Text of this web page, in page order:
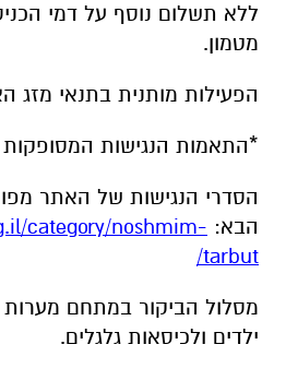
ללא תשלום נוסף על דמי
מטמון.
הפעילות מותנית בתנאי מזג
*התאמות הנגישות המסופקות
הסדרי הנגישות של האתר
הבא: category/noshmim-
tarbut/
מסלול הביקור במתחם מערות
ילדים ולכיסאות גלגלים.